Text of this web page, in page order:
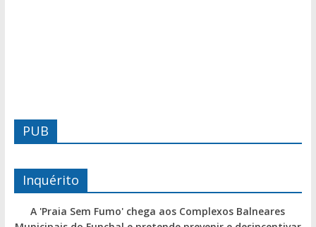
PUB
Inquérito
A 'Praia Sem Fumo' chega aos Complexos Balneares